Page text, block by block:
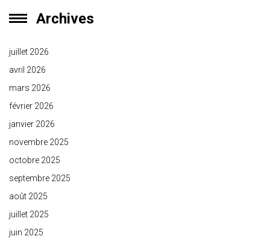
Archives
juillet 2026
avril 2026
mars 2026
février 2026
janvier 2026
novembre 2025
octobre 2025
septembre 2025
août 2025
juillet 2025
juin 2025